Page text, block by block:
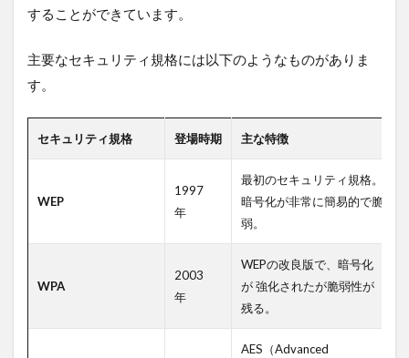
することができています。
主要なセキュリティ規格には以下のようなものがありま
す。
セキュリティ規格 登場時期 主な特徴
WEP
1997
年
最初のセキュリティ規格。
暗号化が非常に簡易的で脆
弱。
WPA
2003
年
WEPの改良版で、暗号化
が 強化されたが脆弱性が
残る。
AES（Advanced